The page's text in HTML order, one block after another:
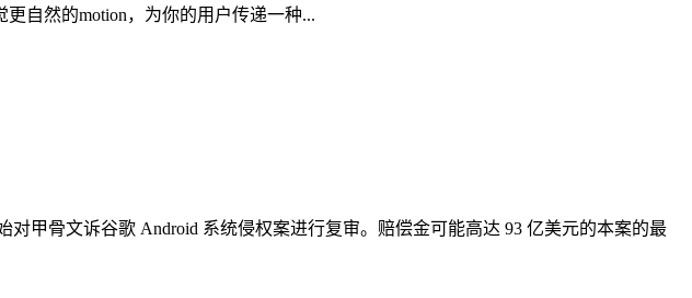
更自然的motion，为你的用户传递一种...
甲骨文诉谷歌 Android 系统侵权案进行复审。赔偿金可能高达 93 亿美元的本案的最